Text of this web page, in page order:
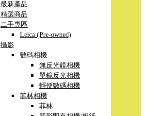
最新產品
精選商品
二手專區
Leica (Pre-owned)
攝影
數碼相機
無反光鏡相機
單鏡反光相機
輕便數碼相機
菲林相機
菲林